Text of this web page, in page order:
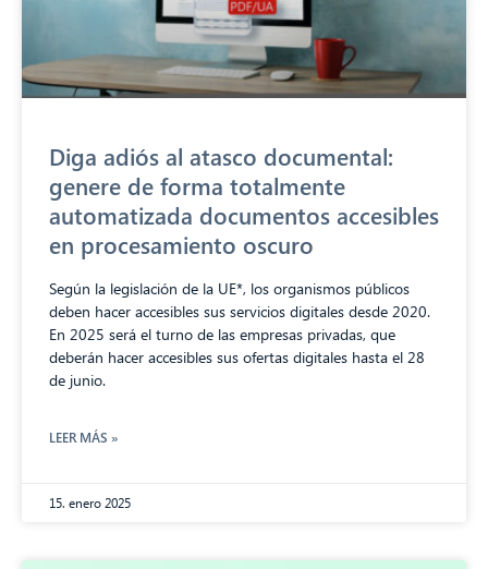
Diga adiós al atasco documental:
genere de forma totalmente
automatizada documentos accesibles
en procesamiento oscuro
Según la legislación de la UE*, los organismos públicos
deben hacer accesibles sus servicios digitales desde 2020.
En 2025 será el turno de las empresas privadas, que
deberán hacer accesibles sus ofertas digitales hasta el 28
de junio.
LEER MÁS »
15. enero 2025